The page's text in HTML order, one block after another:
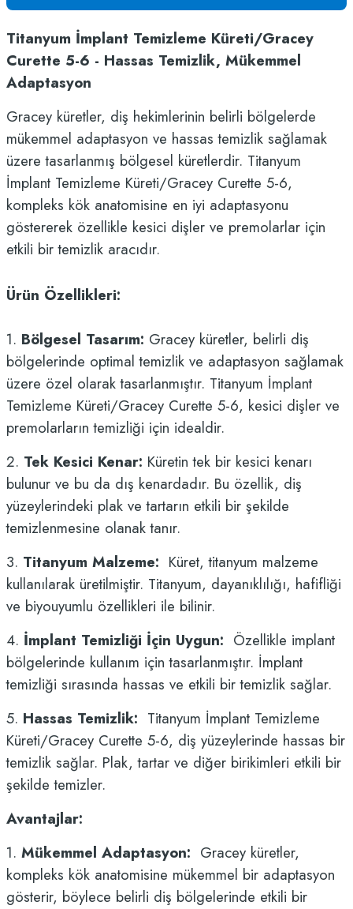
Titanyum İmplant Temizleme Küreti/Gracey
Curette 5-6 - Hassas Temizlik, Mükemmel
Adaptasyon
Gracey küretler, diş hekimlerinin belirli bölgelerde
mükemmel adaptasyon ve hassas temizlik sağlamak
üzere tasarlanmış bölgesel küretlerdir. Titanyum
İmplant Temizleme Küreti/Gracey Curette 5-6,
kompleks kök anatomisine en iyi adaptasyonu
göstererek özellikle kesici dişler ve premolarlar için
etkili bir temizlik aracıdır.
Ürün Özellikleri:
1. Bölgesel Tasarım: Gracey küretler, belirli diş
bölgelerinde optimal temizlik ve adaptasyon sağlamak
üzere özel olarak tasarlanmıştır. Titanyum İmplant
Temizleme Küreti/Gracey Curette 5-6, kesici dişler ve
premolarların temizliği için idealdir.
2. Tek Kesici Kenar: Küretin tek bir kesici kenarı
bulunur ve bu da dış kenardadır. Bu özellik, diş
yüzeylerindeki plak ve tartarın etkili bir şekilde
temizlenmesine olanak tanır.
3. Titanyum Malzeme: Küret, titanyum malzeme
kullanılarak üretilmiştir. Titanyum, dayanıklılığı, hafifliği
ve biyouyumlu özellikleri ile bilinir.
4. İmplant Temizliği İçin Uygun: Özellikle implant
bölgelerinde kullanım için tasarlanmıştır. İmplant
temizliği sırasında hassas ve etkili bir temizlik sağlar.
5. Hassas Temizlik: Titanyum İmplant Temizleme
Küreti/Gracey Curette 5-6, diş yüzeylerinde hassas bir
temizlik sağlar. Plak, tartar ve diğer birikimleri etkili bir
şekilde temizler.
Avantajlar:
1. Mükemmel Adaptasyon: Gracey küretler,
kompleks kök anatomisine mükemmel bir adaptasyon
gösterir, böylece belirli diş bölgelerinde etkili bir